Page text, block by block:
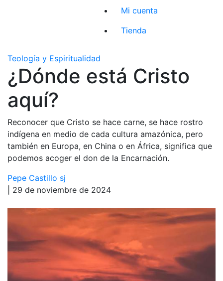
Mi cuenta
Tienda
Teología y Espiritualidad
¿Dónde está Cristo
aquí?
Reconocer que Cristo se hace carne, se hace rostro
indígena en medio de cada cultura amazónica, pero
también en Europa, en China o en África, significa que
podemos acoger el don de la Encarnación.
Pepe Castillo sj
| 29 de noviembre de 2024